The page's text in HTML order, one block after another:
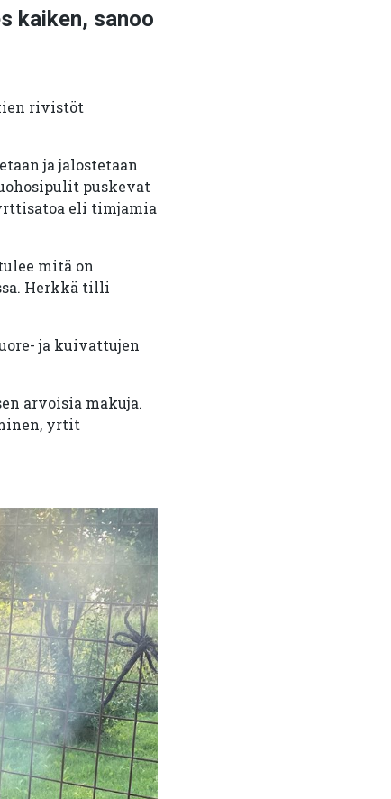
kaiken, sanoo
rivistöt
ja jalostetaan
puskevat
eli timjamia
mitä on
Herkkä tilli
ja kuivattujen
arvoisia makuja.
yrtit